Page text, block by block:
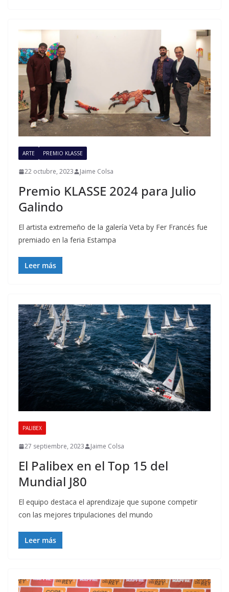
ARTE PREMIO KLASSE
22 octubre, 2023 Jaime Colsa
Premio KLASSE 2024 para Julio
Galindo
El artista extremeño de la galería Veta by Fer Francés fue
premiado en la feria Estampa
Leer más
PALIBEX
27 septiembre, 2023 Jaime Colsa
El Palibex en el Top 15 del
Mundial J80
El equipo destaca el aprendizaje que supone competir
con las mejores tripulaciones del mundo
Leer más